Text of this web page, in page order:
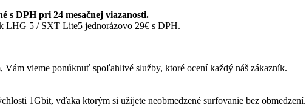
s DPH pri 24 mesačnej viazanosti.
LHG 5 / SXT Lite5 jednorázovo 29€ s DPH.
Vám vieme ponúknuť spoľahlivé služby, ktoré ocení každý náš zákazník.
1Gbit, vďaka ktorým si užijete neobmedzené surfovanie bez obmedzení.